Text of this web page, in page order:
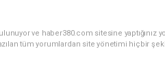
ve haber380.com sitesine yaptığınız
tüm yorumlardan site yönetimi hiçbir